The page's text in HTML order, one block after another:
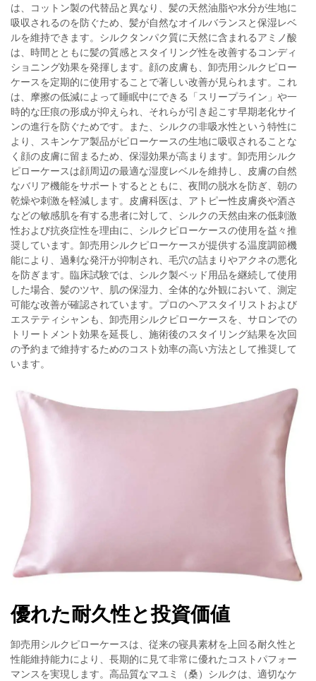
は、コットン製の代替品と異なり、髪の天然油脂や水分が生地に
吸収されるのを防ぐため、髪が自然なオイルバランスと保湿レベ
ルを維持できます。シルクタンパク質に天然に含まれるアミノ酸
は、時間とともに髪の質感とスタイリング性を改善するコンディ
ショニング効果を発揮します。顔の皮膚も、卸売用シルクピロー
ケースを定期的に使用することで著しい改善が見られます。これ
は、摩擦の低減によって睡眠中にできる「スリープライン」や一
時的な圧痕の形成が抑えられ、それらが引き起こす早期老化サイ
ンの進行を防ぐためです。また、シルクの非吸水性という特性に
より、スキンケア製品がピローケースの生地に吸収されることな
く顔の皮膚に留まるため、保湿効果が高まります。卸売用シルク
ピローケースは顔周辺の最適な湿度レベルを維持し、皮膚の自然
なバリア機能をサポートするとともに、夜間の脱水を防ぎ、朝の
乾燥や刺激を軽減します。皮膚科医は、アトピー性皮膚炎や酒さ
などの敏感肌を有する患者に対して、シルクの天然由来の低刺激
性および抗炎症性を理由に、シルクピローケースの使用を益々推
奨しています。卸売用シルクピローケースが提供する温度調節機
能により、過剰な発汗が抑制され、毛穴の詰まりやアクネの悪化
を防ぎます。臨床試験では、シルク製ベッド用品を継続して使用
した場合、髪のツヤ、肌の保湿力、全体的な外観において、測定
可能な改善が確認されています。プロのヘアスタイリストおよび
エステティシャンも、卸売用シルクピローケースを、サロンでの
トリートメント効果を延長し、施術後のスタイリング結果を次回
の予約まで維持するためのコスト効率の高い方法として推奨して
います。
優れた耐久性と投資価値
卸売用シルクピローケースは、従来の寝具素材を上回る耐久性と
性能維持能力により、長期的に見て非常に優れたコストパフォー
マンスを実現します。高品質なマユミ（桑）シルクは、適切なケ